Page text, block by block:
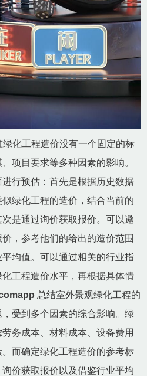
化工程造价没有一个固定的标
项目要求等多种因素的影响。
行预估：首先是根据历史数据
绿化工程的造价，结合当前的
是通过询价获取报价。可以邀
，参考他们的给出的造价范围
均值。可以通过相关的行业指
工程造价水平，再根据具体情
总结室外景观绿化工程的
受到多个因素的综合影响。绿
务成本、材料成本、设备费用
而确定绿化工程造价的参考标
价获取报价以及借鉴行业平均